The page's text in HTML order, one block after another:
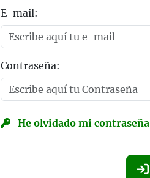
E-mail:
Contraseña:
He olvidado mi contraseña